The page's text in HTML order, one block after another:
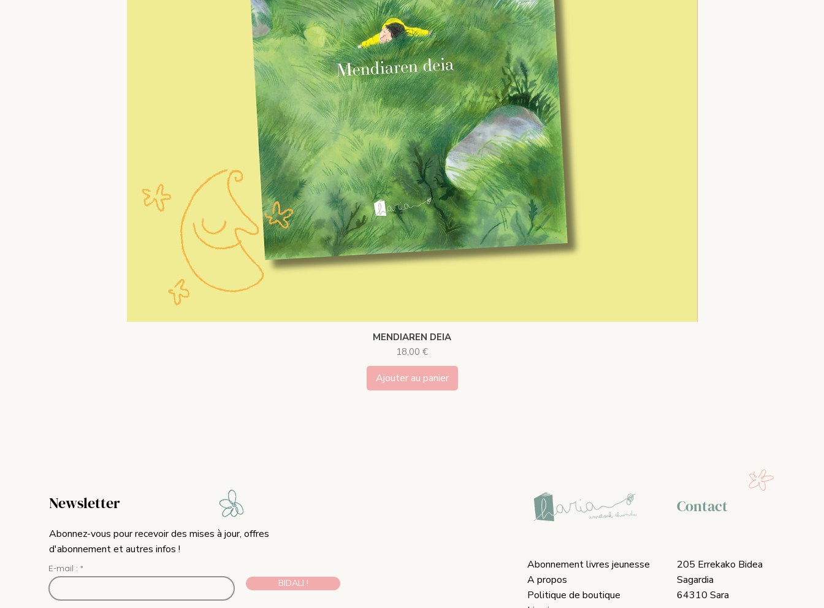
MENDIAREN DEIA
Prix
18,00 €
Ajouter au panier
Newsletter
Abonnez-vous pour recevoir des mises à jour, offres
d'abonnement et autres infos !
E-mail :
BIDALI !
Abonnement livres jeunesse
A propos
Politique de boutique
Contact
205 Errekako Bidea
Sagardia
64310 Sara